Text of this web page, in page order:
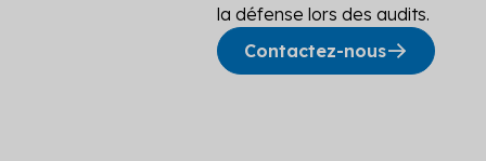
la défense lors des audits.
Contactez-nous